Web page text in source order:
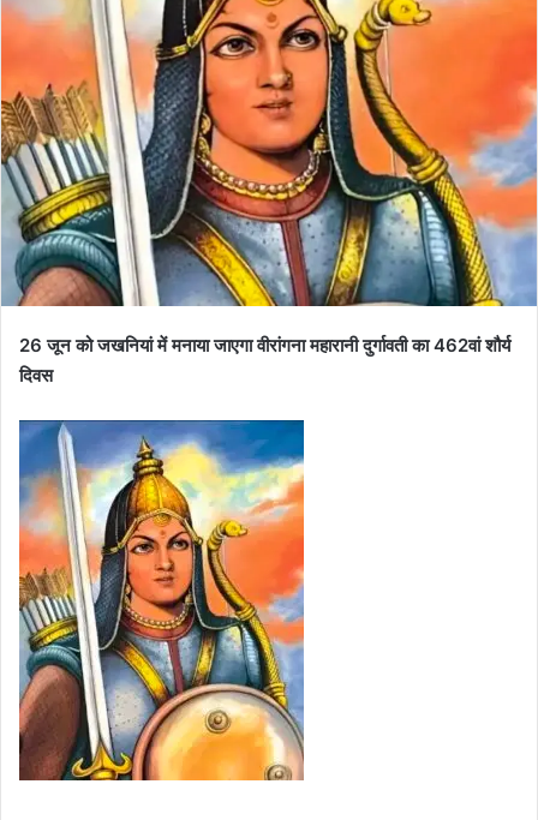
26 जून को जखनियां में मनाया जाएगा वीरांगना महारानी दुर्गावती का 462वां शौर्य
दिवस